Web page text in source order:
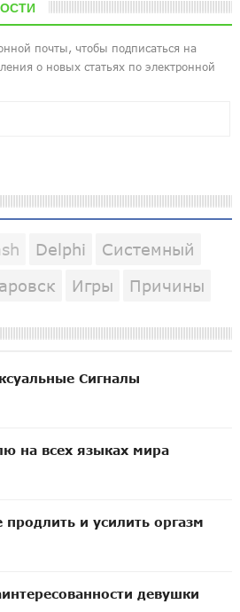
Delphi
Системный
Игры Причины
Сигналы
на всех языках мира
продлить и усилить оргазм
девушки